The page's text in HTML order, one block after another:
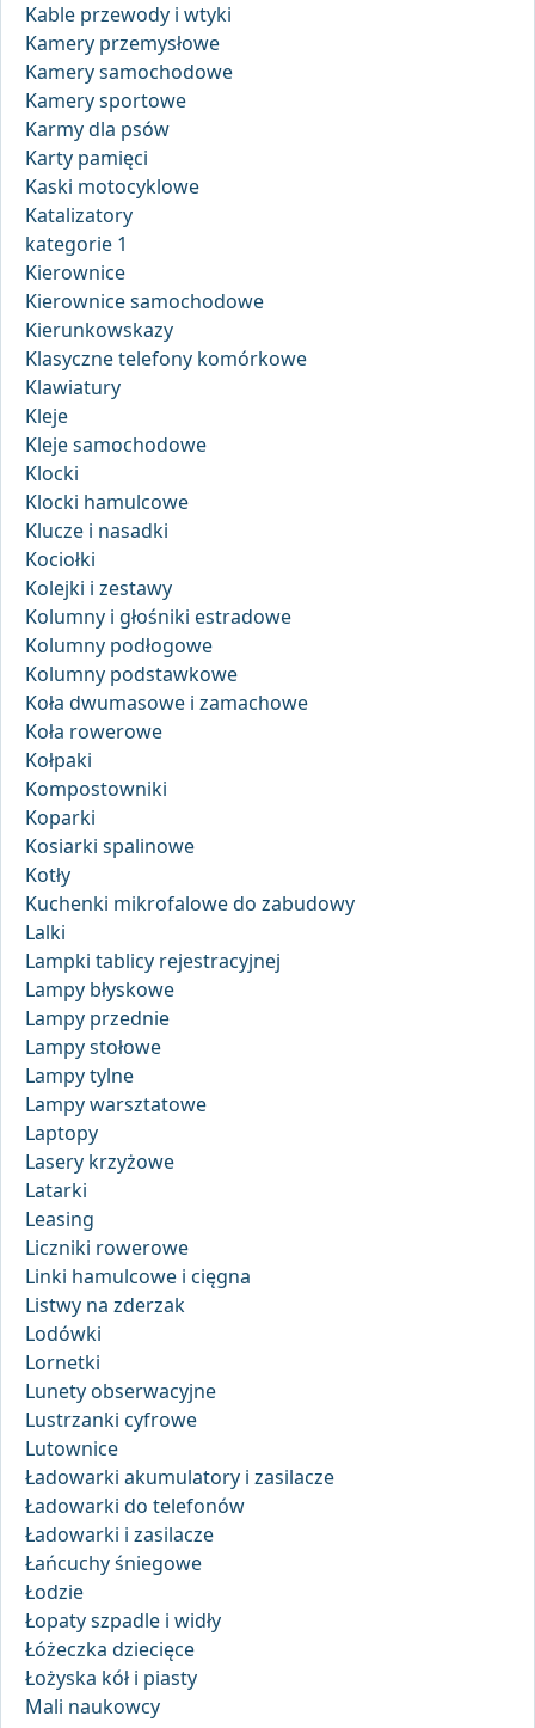
Kable przewody i wtyki
Kamery przemysłowe
Kamery samochodowe
Kamery sportowe
Karmy dla psów
Karty pamięci
Kaski motocyklowe
Katalizatory
kategorie 1
Kierownice
Kierownice samochodowe
Kierunkowskazy
Klasyczne telefony komórkowe
Klawiatury
Kleje
Kleje samochodowe
Klocki
Klocki hamulcowe
Klucze i nasadki
Kociołki
Kolejki i zestawy
Kolumny i głośniki estradowe
Kolumny podłogowe
Kolumny podstawkowe
Koła dwumasowe i zamachowe
Koła rowerowe
Kołpaki
Kompostowniki
Koparki
Kosiarki spalinowe
Kotły
Kuchenki mikrofalowe do zabudowy
Lalki
Lampki tablicy rejestracyjnej
Lampy błyskowe
Lampy przednie
Lampy stołowe
Lampy tylne
Lampy warsztatowe
Laptopy
Lasery krzyżowe
Latarki
Leasing
Liczniki rowerowe
Linki hamulcowe i cięgna
Listwy na zderzak
Lodówki
Lornetki
Lunety obserwacyjne
Lustrzanki cyfrowe
Lutownice
Ładowarki akumulatory i zasilacze
Ładowarki do telefonów
Ładowarki i zasilacze
Łańcuchy śniegowe
Łodzie
Łopaty szpadle i widły
Łóżeczka dziecięce
Łożyska kół i piasty
Mali naukowcy